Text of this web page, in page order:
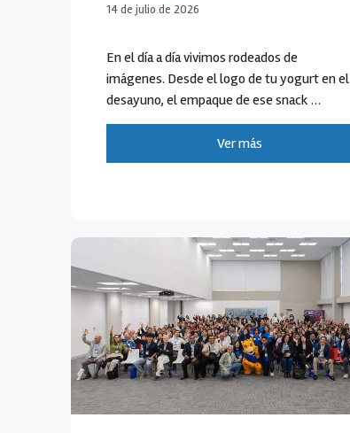
14 de julio de 2026
En el día a día vivimos rodeados de
imágenes. Desde el logo de tu yogurt en el
desayuno, el empaque de ese snack …
Ver más